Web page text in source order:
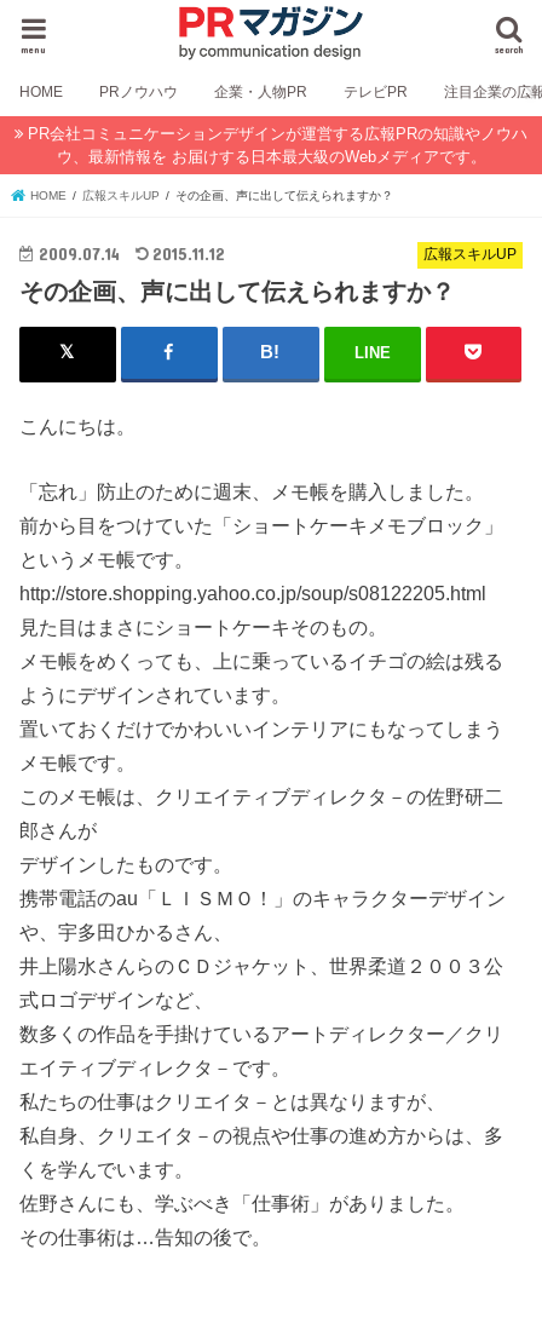
search
menu
HOME PRノウハウ 企業・人物PR テレビPR 注目企業の広
PR会社コミュニケーションデザインが運営する広報PRの知識やノウハ
ウ、最新情報を お届けする日本最大級のWebメディアです。
HOME 広報スキルUP その企画、声に出して伝えられますか？
広報スキルUP
2009.07.14 2015.11.12
その企画、声に出して伝えられますか？
LINE
こんにちは。
「忘れ」防止のために週末、メモ帳を購入しました。
前から目をつけていた「ショートケーキメモブロック」
というメモ帳です。
http://store.shopping.yahoo.co.jp/soup/s08122205.html
見た目はまさにショートケーキそのもの。
メモ帳をめくっても、上に乗っているイチゴの絵は残る
ようにデザインされています。
置いておくだけでかわいいインテリアにもなってしまう
メモ帳です。
このメモ帳は、クリエイティブディレクタ－の佐野研二
郎さんが
デザインしたものです。
携帯電話のau「ＬＩＳＭＯ！」のキャラクターデザイン
や、宇多田ひかるさん、
井上陽水さんらのＣＤジャケット、世界柔道２００３公
式ロゴデザインなど、
数多くの作品を手掛けているアートディレクター／クリ
エイティブディレクタ－です。
私たちの仕事はクリエイタ－とは異なりますが、
私自身、クリエイタ－の視点や仕事の進め方からは、多
くを学んでいます。
佐野さんにも、学ぶべき「仕事術」がありました。
その仕事術は…告知の後で。